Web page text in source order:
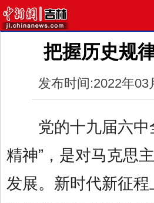
把握历史规
发布时间:2022年03
党的十九届六中
精神”，是对马克思
发展。新时代新征